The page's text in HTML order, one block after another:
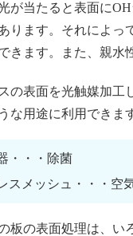
が当たると表面に
ります。それによっ
きます。また、親水
の表面を光触媒加
な用途に利用できま
・・・除菌
スメッシュ・・・空
板の表面処理は、い